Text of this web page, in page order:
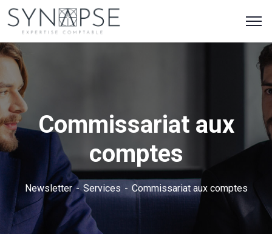
Commissariat aux
comptes
Newsletter Services Commissariat aux comptes